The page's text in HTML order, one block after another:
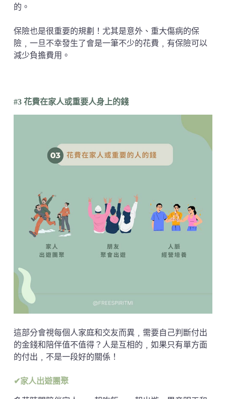
的。
保險也是很重要的規劃！尤其是意外、重大傷病的保
險﹐一旦不幸發生了會是一筆不少的花費﹐有保險可以
減少負擔費用。
#3 花費在家人或重要人身上的錢
這部分會視每個人家庭和交友而異﹐需要自己判斷付出
的金錢和陪伴值不值得？人是互相的﹐如果只有單方面
的付出﹐不是一段好的關係！
✔家人出遊團聚